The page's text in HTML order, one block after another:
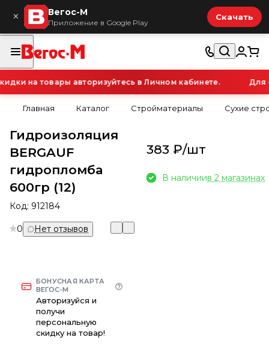
× Вегос-М
Приложение в Google Play
Скачать
на товары авторизуйтесь в Личном кабинете. Для
Главная Каталог Стройматериалы Сухие
Гидроизоляция
BERGAUF
гидропломба
600гр (12)
Код: 912184
0 Нет отзывов
БОНУСНАЯ КАРТА
ВЕГОС-М
Авторизуйся и
получи
персональную
скидку на товар!
383 ₽/шт
В наличиив 2 магазинах